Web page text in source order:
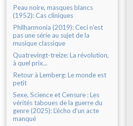
Peau noire, masques blancs
(1952): Cas cliniques
Philharmonia (2019): Ceci n'est
pas une série au sujet de la
musique classique
Quatrevingt-treize: La révolution,
à quel prix...
Retour à Lemberg: Le monde est
petit
Sexe, Science et Censure : Les
vérités taboues de la guerre du
genre (2025): L'écho d'un acte
manqué